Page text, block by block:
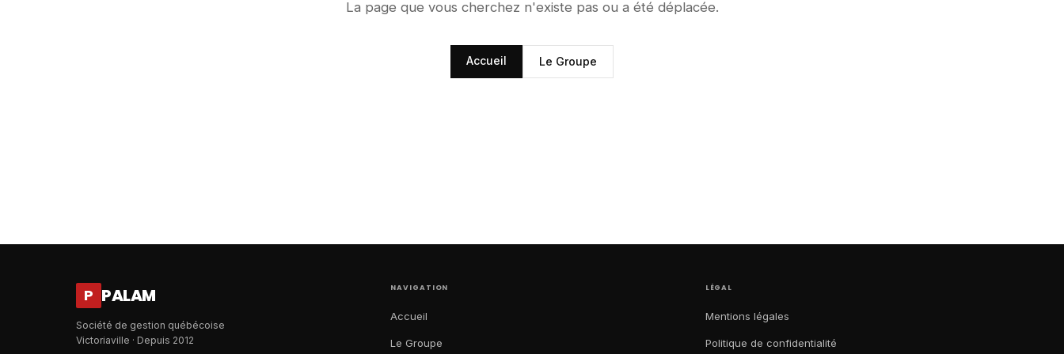
La page que vous cherchez n'existe pas ou a été déplacée.
Accueil Le Groupe
P PALAM
Société de gestion québécoise
Victoriaville · Depuis 2012
NAVIGATION
Accueil
Le Groupe
LÉGAL
Mentions légales
Politique de confidentialité